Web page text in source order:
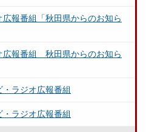
報番組「秋田県からのお知ら
報番組 秋田県からのお知ら
ラジオ広報番組
ラジオ広報番組